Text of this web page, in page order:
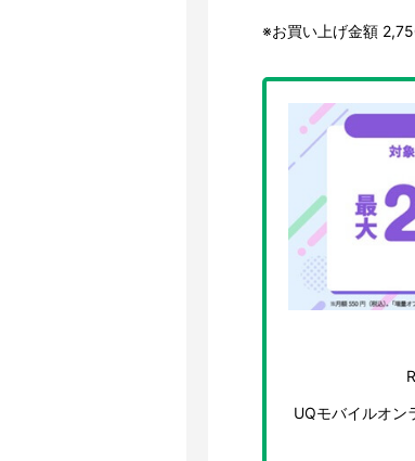
※お買い上げ金額
UQモバイルオン